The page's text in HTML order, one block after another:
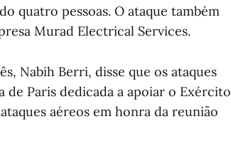
quatro pessoas. O ataque também
Murad Electrical Services.
Nabih Berri, disse que os ataques
de Paris dedicada a apoiar o Exército
aéreos em honra da reunião